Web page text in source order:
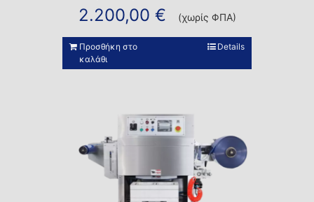
2.200,00 € (χωρίς ΦΠΑ)
Προσθήκη στο
καλάθι
Details